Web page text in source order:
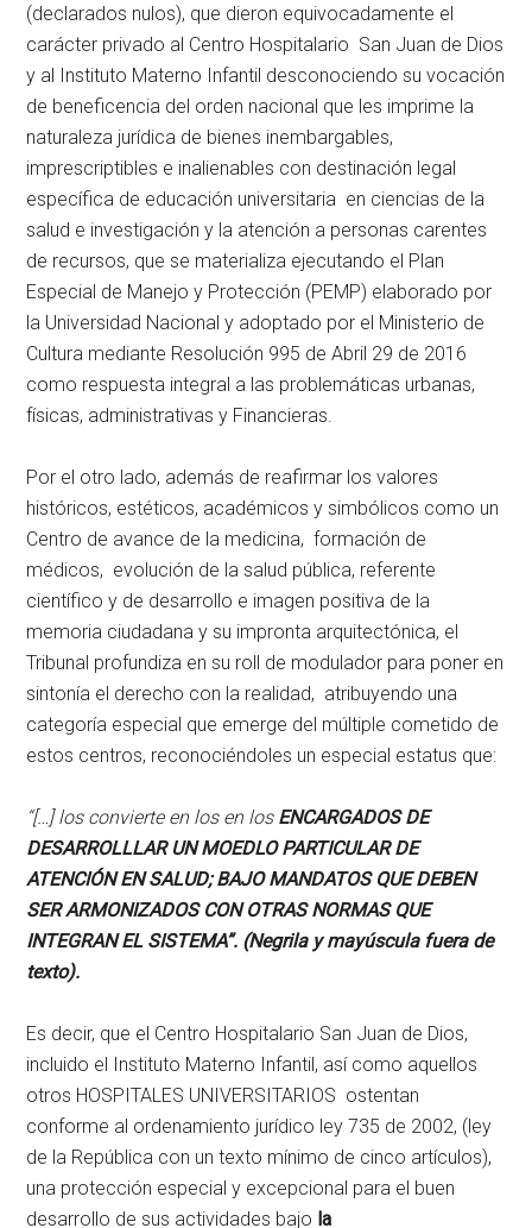
(declarados nulos), que dieron equivocadamente el
carácter privado al Centro Hospitalario San Juan de Dios
y al Instituto Materno Infantil desconociendo su vocación
de beneficencia del orden nacional que les imprime la
naturaleza jurídica de bienes inembargables,
imprescriptibles e inalienables con destinación legal
específica de educación universitaria en ciencias de la
salud e investigación y la atención a personas carentes
de recursos, que se materializa ejecutando el Plan
Especial de Manejo y Protección (PEMP) elaborado por
la Universidad Nacional y adoptado por el Ministerio de
Cultura mediante Resolución 995 de Abril 29 de 2016
como respuesta integral a las problemáticas urbanas,
físicas, administrativas y Financieras.
Por el otro lado, además de reafirmar los valores
históricos, estéticos, académicos y simbólicos como un
Centro de avance de la medicina, formación de
médicos, evolución de la salud pública, referente
científico y de desarrollo e imagen positiva de la
memoria ciudadana y su impronta arquitectónica, el
Tribunal profundiza en su roll de modulador para poner en
sintonía el derecho con la realidad, atribuyendo una
categoría especial que emerge del múltiple cometido de
estos centros, reconociéndoles un especial estatus que:
“[…] los convierte en los en los ENCARGADOS DE
DESARROLLLAR UN MOEDLO PARTICULAR DE
ATENCIÓN EN SALUD; BAJO MANDATOS QUE DEBEN
SER ARMONIZADOS CON OTRAS NORMAS QUE
INTEGRAN EL SISTEMA”. (Negrila y mayúscula fuera de
texto).
Es decir, que el Centro Hospitalario San Juan de Dios,
incluido el Instituto Materno Infantil, así como aquellos
otros HOSPITALES UNIVERSITARIOS ostentan
conforme al ordenamiento jurídico ley 735 de 2002, (ley
de la República con un texto mínimo de cinco artículos),
una protección especial y excepcional para el buen
desarrollo de sus actividades bajo la